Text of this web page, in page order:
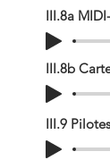
III.8a
III.8b
III.9